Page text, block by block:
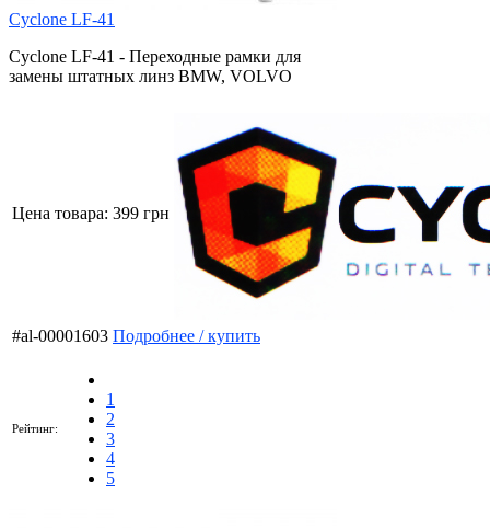
Cyclone LF-41
Cyclone LF-41 - Переходные рамки для
замены штатных линз BMW, VOLVO
Цена товара: 399 грн
#al-00001603 Подробнее / купить
Рейтинг:
1
2
3
4
5